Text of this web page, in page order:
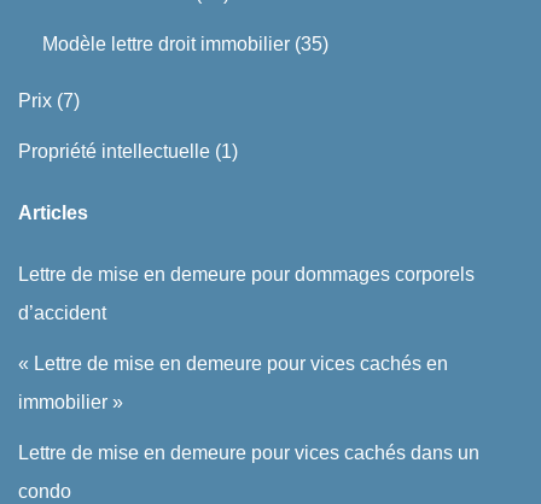
Modèle lettre droit immobilier (35)
Prix (7)
Propriété intellectuelle (1)
Articles
Lettre de mise en demeure pour dommages corporels
d’accident
« Lettre de mise en demeure pour vices cachés en
immobilier »
Lettre de mise en demeure pour vices cachés dans un
condo